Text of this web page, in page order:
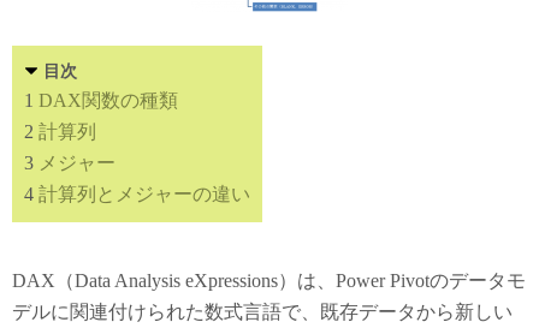
目次
1 DAX関数の種類
2 計算列
3 メジャー
4 計算列とメジャーの違い
DAX（Data Analysis eXpressions）は、Power Pivotのデータモ
デルに関連付けられた数式言語で、既存データから新しい